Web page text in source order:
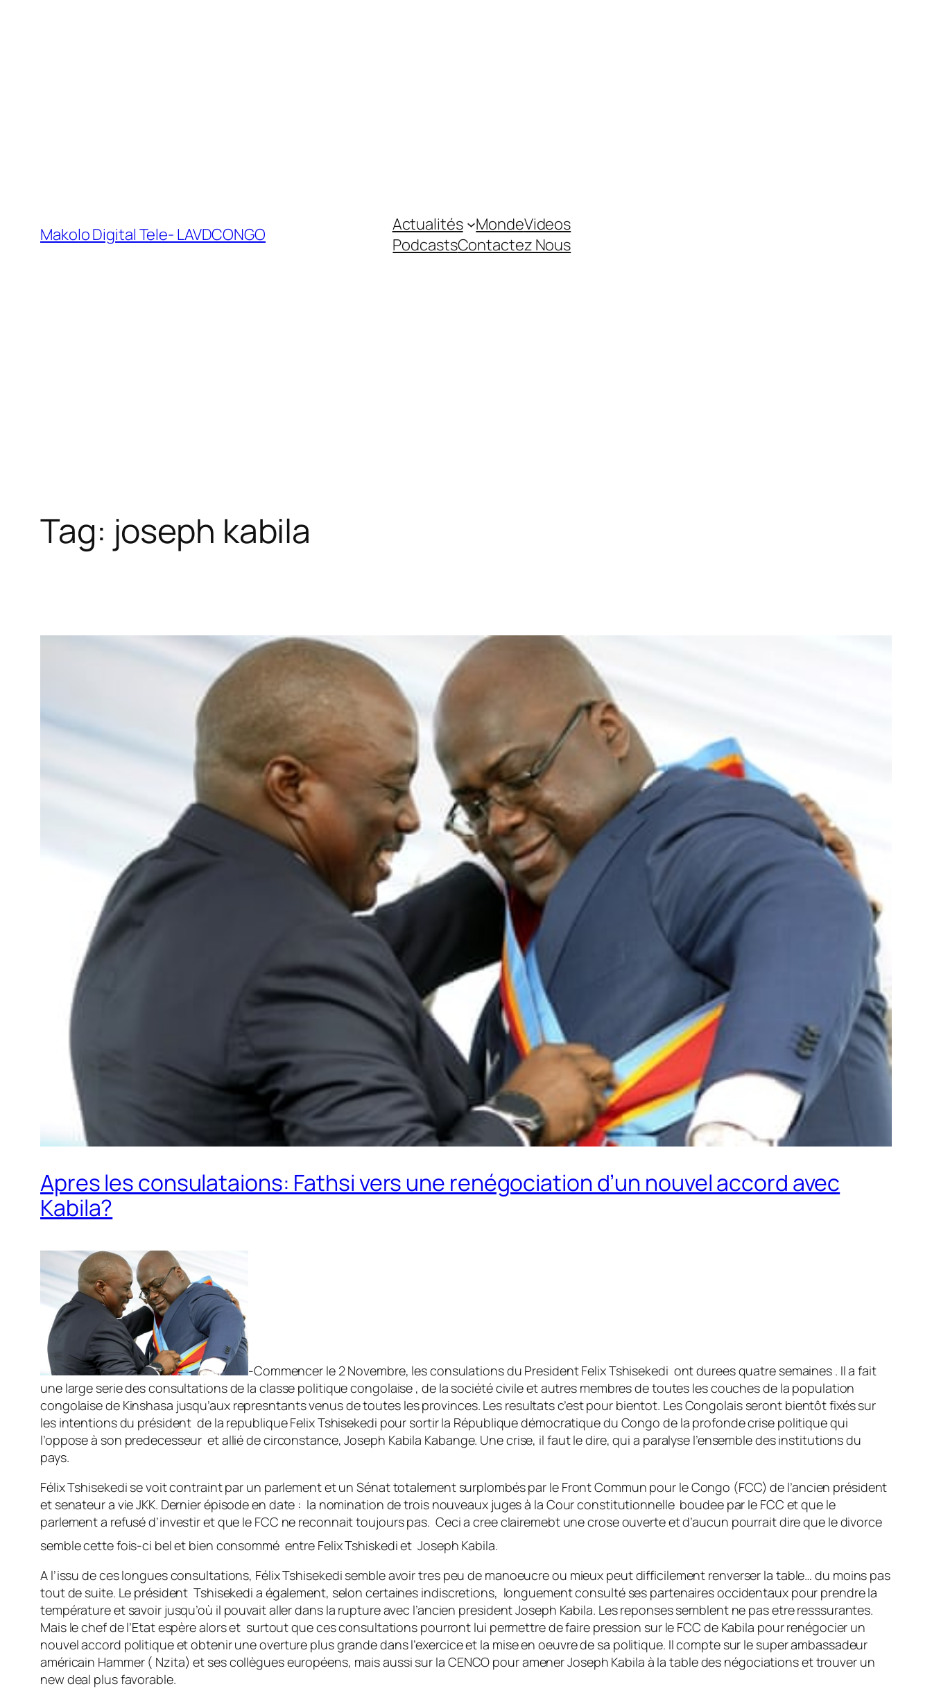
Makolo Digital Tele- LAVDCONGO Actualités MondeVideos
PodcastsContactez Nous
Tag: joseph kabila
Apres les consulataions: Fathsi vers une renégociation d’un nouvel accord avec
Kabila?
-Commencer le 2 Novembre, les consulations du President Felix Tshisekedi ont durees quatre semaines . Il a fait
une large serie des consultations de la classe politique congolaise , de la société civile et autres membres de toutes les couches de la population
congolaise de Kinshasa jusqu’aux represntants venus de toutes les provinces. Les resultats c’est pour bientot. Les Congolais seront bientôt fixés sur
les intentions du président de la republique Felix Tshisekedi pour sortir la République démocratique du Congo de la profonde crise politique qui
l’oppose à son predecesseur et allié de circonstance, Joseph Kabila Kabange. Une crise, il faut le dire, qui a paralyse l’ensemble des institutions du
pays.
Félix Tshisekedi se voit contraint par un parlement et un Sénat totalement surplombés par le Front Commun pour le Congo (FCC) de l’ancien président
et senateur a vie JKK. Dernier épisode en date : la nomination de trois nouveaux juges à la Cour constitutionnelle boudee par le FCC et que le
parlement a refusé d’investir et que le FCC ne reconnait toujours pas. Ceci a cree clairemebt une crose ouverte et d’aucun pourrait dire que le divorce
semble cette fois-ci bel et bien consommé entre Felix Tshiskedi et Joseph Kabila.
A l’issu de ces longues consultations, Félix Tshisekedi semble avoir tres peu de manoeucre ou mieux peut difficilement renverser la table… du moins pas
tout de suite. Le président Tshisekedi a également, selon certaines indiscretions, longuement consulté ses partenaires occidentaux pour prendre la
température et savoir jusqu’où il pouvait aller dans la rupture avec l’ancien president Joseph Kabila. Les reponses semblent ne pas etre resssurantes.
Mais le chef de l’Etat espère alors et surtout que ces consultations pourront lui permettre de faire pression sur le FCC de Kabila pour renégocier un
nouvel accord politique et obtenir une overture plus grande dans l’exercice et la mise en oeuvre de sa politique. Il compte sur le super ambassadeur
américain Hammer ( Nzita) et ses collègues européens, mais aussi sur la CENCO pour amener Joseph Kabila à la table des négociations et trouver un
new deal plus favorable.